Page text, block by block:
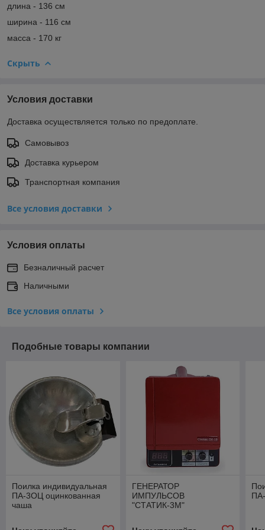
длина - 136 см
ширина - 116 см
масса - 170 кг
Скрыть
Условия доставки
Доставка осуществляется только по предоплате.
Самовывоз
Доставка курьером
Транспортная компания
Все условия доставки
Условия оплаты
Безналичный расчет
Наличными
Все условия оплаты
Подобные товары компании
Поилка индивидуальная
ПА-3ОЦ оцинкованная
чаша
ГЕНЕРАТОР
ИМПУЛЬСОВ
"СТАТИК-3М"